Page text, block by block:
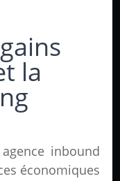
la
inbound
économiques